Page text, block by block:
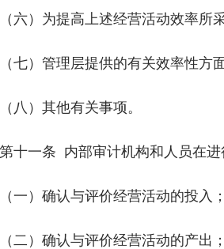
）为提高上述经营活动效率所采
）管理层提供的有关效率性方面
）其他有关事项。
一条 内部审计机构和人员在进
）确认与评价经营活动的投入；
）确认与评价经营活动的产出；